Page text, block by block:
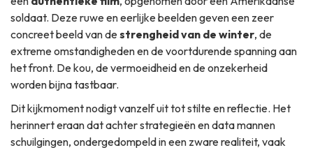
soldaat. Deze ruwe en eerlijke beelden geven een zeer
concreet beeld van destrengheid van de winter, de
extreme omstandigheden en de voortdurende spanning aan
het front. De kou, de vermoeidheid en de onzekerheid
worden bijna tastbaar.
Dit kijkmoment nodigt vanzelf uit tot stilte en reflectie. Het
herinnert eraan dat achter strategieën en data mannen
schuilgingen, ondergedompeld in een zware realiteit, vaak